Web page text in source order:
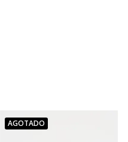
AGOTADO